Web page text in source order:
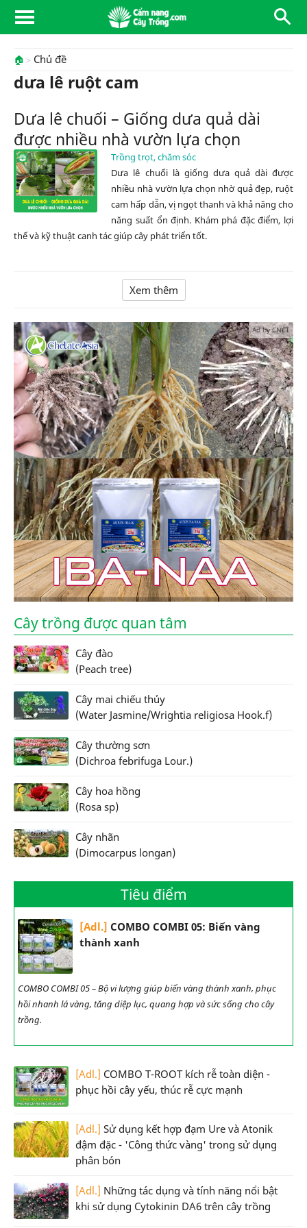
🏠 Chủ đề
dưa lê ruột cam
Dưa lê chuối – Giống dưa quả dài
được nhiều nhà vườn lựa chọn
Trồng trọt, chăm sóc
Dưa lê chuối là giống dưa quả dài được
nhiều nhà vườn lựa chọn nhờ quả đẹp, ruột
cam hấp dẫn, vị ngọt thanh và khả năng cho
năng suất ổn định. Khám phá đặc điểm, lợi
thế và kỹ thuật canh tác giúp cây phát triển tốt.
Xem thêm
Ad by CNCT
Cây trồng được quan tâm
Cây đào
(Peach tree)
Cây mai chiếu thủy
(Water Jasmine/Wrightia religiosa Hook.f)
Cây thường sơn
(Dichroa febrifuga Lour.)
Cây hoa hồng
(Rosa sp)
Cây nhãn
(Dimocarpus longan)
Tiêu điểm
[Adl.] COMBO COMBI 05: Biến vàng
thành xanh
COMBO COMBI 05 – Bộ vi lượng giúp biến vàng thành xanh, phục
hồi nhanh lá vàng, tăng diệp lục, quang hợp và sức sống cho cây
trồng.
[Adl.] COMBO T-ROOT kích rễ toàn diện -
phục hồi cây yếu, thúc rễ cực mạnh
[Adl.] Sử dụng kết hợp đạm Ure và Atonik
đậm đặc - 'Công thức vàng' trong sử dụng
phân bón
[Adl.] Những tác dụng và tính năng nổi bật
khi sử dụng Cytokinin DA6 trên cây trồng